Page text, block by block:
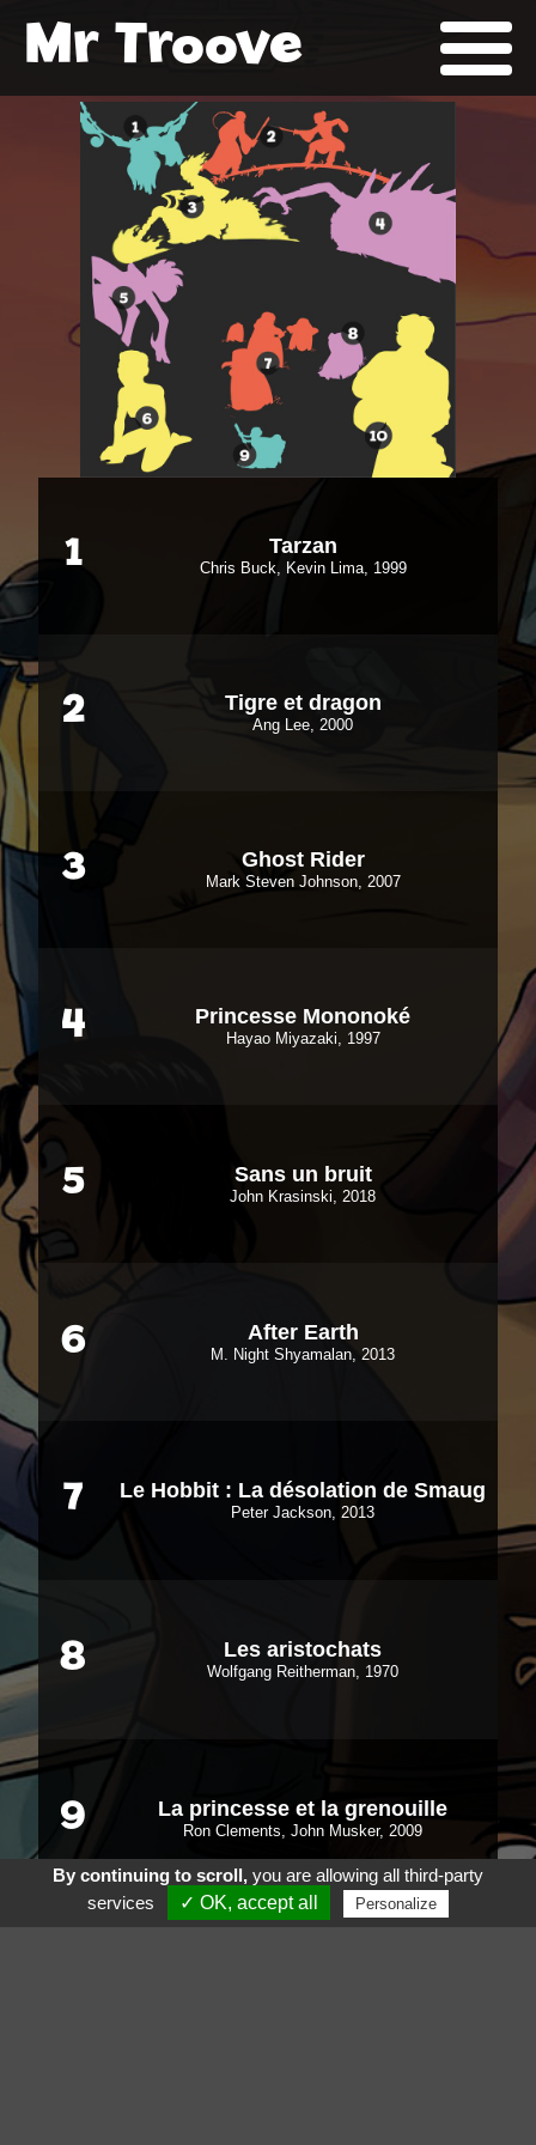
Mr Troove
1 Tarzan
Chris Buck, Kevin Lima, 1999
2 Tigre et dragon
Ang Lee, 2000
3 Ghost Rider
Mark Steven Johnson, 2007
4 Princesse Mononoké
Hayao Miyazaki, 1997
5 Sans un bruit
John Krasinski, 2018
6 After Earth
M. Night Shyamalan, 2013
7 Le Hobbit : La désolation de Smaug
Peter Jackson, 2013
8 Les aristochats
Wolfgang Reitherman, 1970
9 La princesse et la grenouille
Ron Clements, John Musker, 2009
By continuing to scroll,you are allowing all third-party
services
✓ OK, accept all Personalize